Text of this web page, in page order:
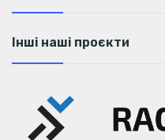
Інші наші проєкти